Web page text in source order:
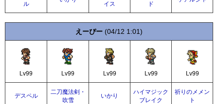
ル イス ド
えーぴー (04/12 1:01)
Lv99 Lv99 Lv99 Lv99 Lv99
デスペル
二刀魔法剣・
吹雪
いかり
ハイマジック
ブレイク
祈りのメメン
ト